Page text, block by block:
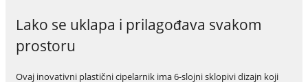
Lako se uklapa i prilagođava svakom
prostoru
Ovaj inovativni plastični cipelarnik ima 6-slojni sklopivi dizajn koji